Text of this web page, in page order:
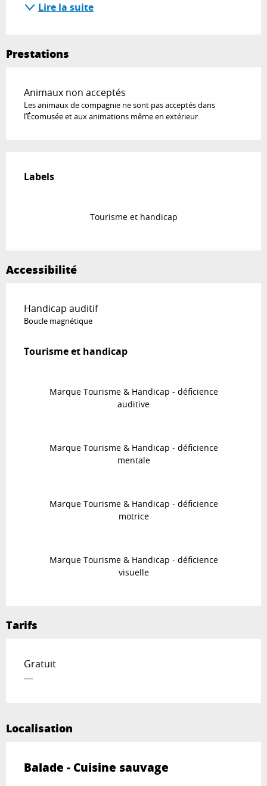
Lire la suite
Prestations
Animaux non acceptés
Les animaux de compagnie ne sont pas acceptés dans
l’Écomusée et aux animations même en extérieur.
Labels
Labels
Tourisme et handicap
Accessibilité
Handicap auditif
Boucle magnétique
Tourisme et handicap
Tourisme et handicap
Marque Tourisme & Handicap - déficience
auditive
Marque Tourisme & Handicap - déficience
mentale
Marque Tourisme & Handicap - déficience
motrice
Marque Tourisme & Handicap - déficience
visuelle
Tarifs
Gratuit
—
Localisation
Balade - Cuisine sauvage